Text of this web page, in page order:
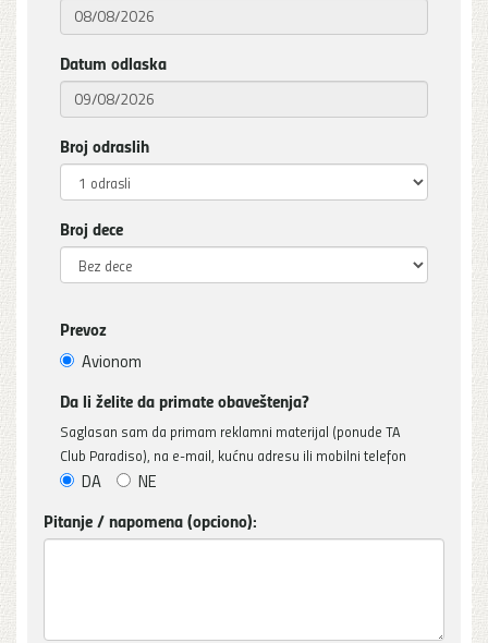
Datum odlaska
Broj odraslih
Broj dece
Prevoz
Avionom
Da li želite da primate obaveštenja?
Saglasan sam da primam reklamni materijal (ponude TA
Club Paradiso), na e-mail, kućnu adresu ili mobilni telefon
DA NE
Pitanje / napomena (opciono):